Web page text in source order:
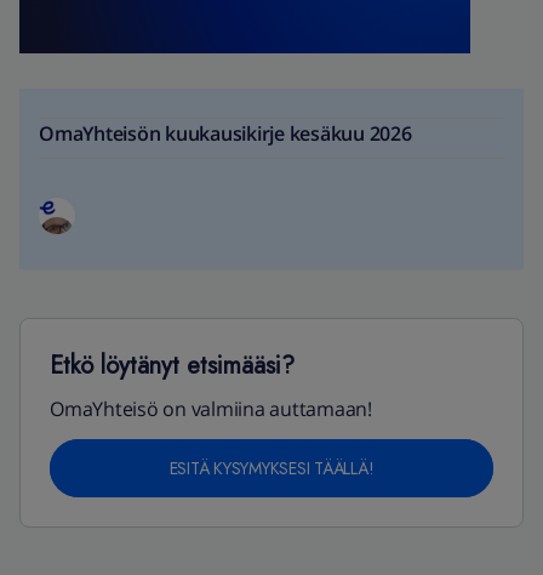
OmaYhteisön kuukausikirje kesäkuu 2026
Etkö löytänyt etsimääsi?
OmaYhteisö on valmiina auttamaan!
ESITÄ KYSYMYKSESI TÄÄLLÄ!